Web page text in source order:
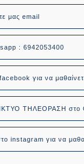
μας email
: 6942053400
για να
ΔΙΚΤΥΟ ΤΗΛΕΟΡΑΣΗ στο
instagram για να